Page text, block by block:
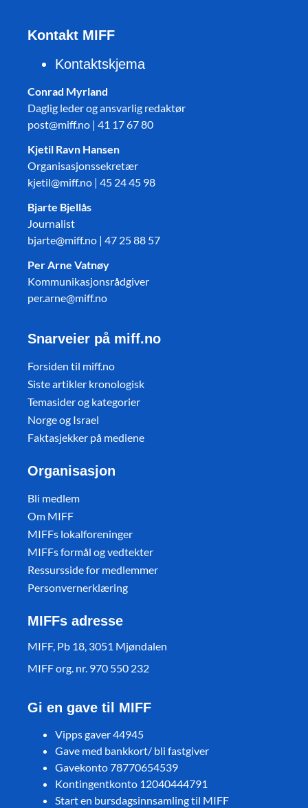
Kontakt MIFF
Kontaktskjema
Conrad Myrland
Daglig leder og ansvarlig redaktør
post@miff.no | 41 17 67 80
Kjetil Ravn Hansen
Organisasjonssekretær
kjetil@miff.no | 45 24 45 98
Bjarte Bjellås
Journalist
bjarte@miff.no | 47 25 88 57
Per Arne Vatnøy
Kommunikasjonsrådgiver
per.arne@miff.no
Snarveier på miff.no
Forsiden til miff.no
Siste artikler kronologisk
Temasider og kategorier
Norge og Israel
Faktasjekker på mediene
Organisasjon
Bli medlem
Om MIFF
MIFFs lokalforeninger
MIFFs formål og vedtekter
Ressursside for medlemmer
Personvernerklæring
MIFFs adresse
MIFF, Pb 18, 3051 Mjøndalen
MIFF org. nr. 970 550 232
Gi en gave til MIFF
Vipps gaver 44945
Gave med bankkort/ bli fastgiver
Gavekonto 78770654539
Kontingentkonto 12040444791
Start en bursdagsinnsamling til MIFF